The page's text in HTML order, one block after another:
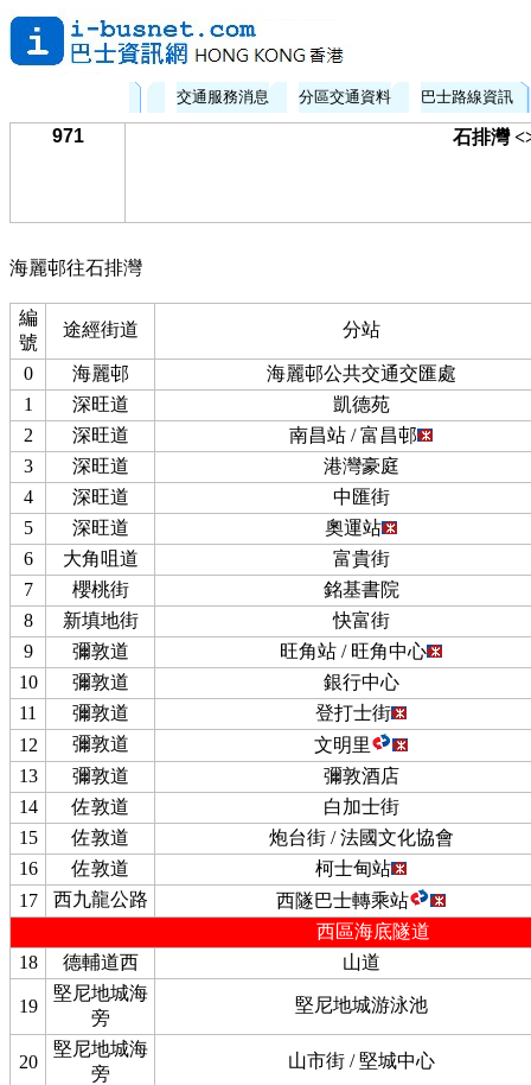
交通服務消息 分區交通資料 巴士路線資訊
971 石排灣
海麗邨往石排灣
編
號
途經街道 分站
0 海麗邨
海麗邨公共交通交匯處
1
深旺道
凱德苑
2
深旺道
南昌站 / 富昌邨
3
深旺道
港灣豪庭
4
深旺道
中匯街
5
深旺道
奧運站
6
大角咀道
富貴街
7
櫻桃街
銘基書院
8
新填地街
快富街
9
彌敦道
旺角站 / 旺角中心
10
彌敦道
銀行中心
11
彌敦道
登打士街
12
彌敦道
文明里
13
彌敦道
彌敦酒店
14
佐敦道
白加士街
15
佐敦道
炮台街 / 法國文化協會
16
佐敦道
柯士甸站
17
西九龍公路
西隧巴士轉乘站
西區海底隧道
18
德輔道西 山道
19
堅尼地城海
旁
堅尼地城游泳池
20
堅尼地城海
旁
山市街 / 堅城中心